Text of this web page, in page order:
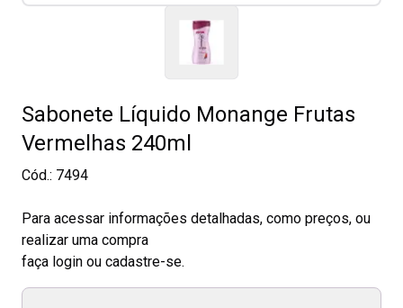
Sabonete Líquido Monange Frutas
Vermelhas 240ml
Cód.: 7494
Para acessar informações detalhadas, como preços, ou
realizar uma compra
faça login ou cadastre-se.